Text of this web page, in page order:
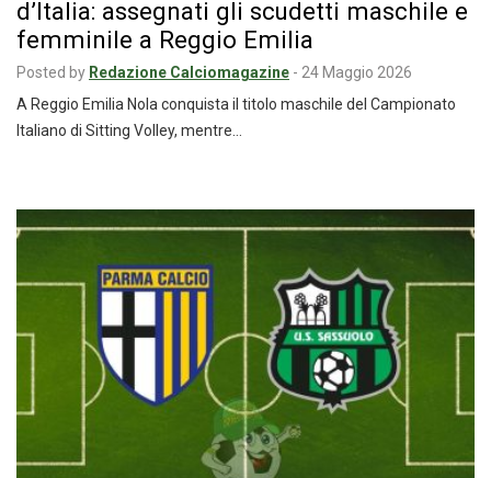
d’Italia: assegnati gli scudetti maschile e
femminile a Reggio Emilia
Posted by Redazione Calciomagazine - 24 Maggio 2026
A Reggio Emilia Nola conquista il titolo maschile del Campionato
Italiano di Sitting Volley, mentre…